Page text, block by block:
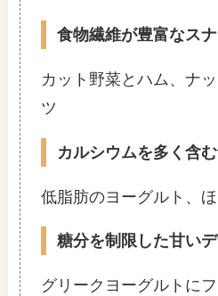
食物繊維が豊富なス
カット野菜とハム、ナ
ツ
カルシウムを多く含
低脂肪のヨーグルト、
糖分を制限した甘い
グリークヨーグルトに